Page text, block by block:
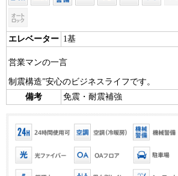
エレベーター 1基
営業マンの一言
制震構造”安心のビジネスライフです。
備考
免震・耐震補強